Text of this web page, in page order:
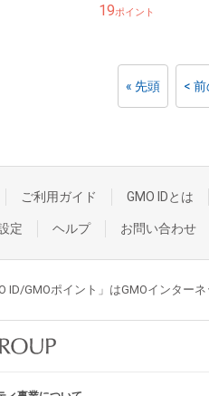
19ポイント
« 先頭 <
ご利用ガイド GMO IDとは
定 ヘルプ お問い合わせ
ID/GMOポイント」はGMOインター